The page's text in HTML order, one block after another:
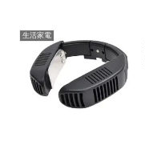
生活家電